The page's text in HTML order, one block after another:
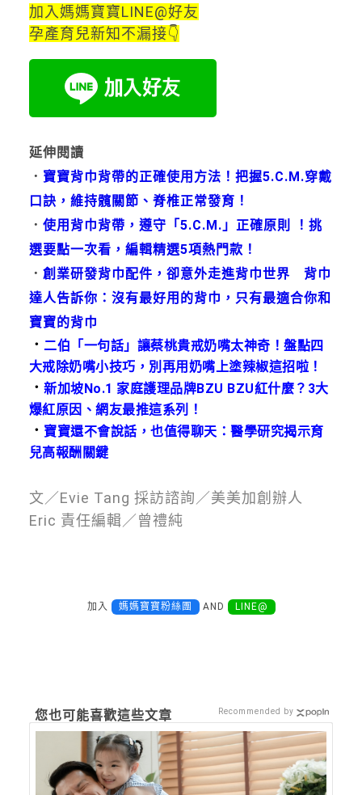
加入媽媽寶寶LINE@好友
孕產育兒新知不漏接👇
延伸閱讀
． 寶寶背巾背帶的正確使用方法！把握5.C.M.穿戴
口訣，維持髖關節、脊椎正常發育！
． 使用背巾背帶，遵守「5.C.M.」正確原則 ！挑
選要點一次看，編輯精選5項熱門款！
． 創業研發背巾配件，卻意外走進背巾世界 背巾
達人告訴你：沒有最好用的背巾，只有最適合你和
寶寶的背巾
． 二伯「一句話」讓蔡桃貴戒奶嘴太神奇！盤點四
大戒除奶嘴小技巧，別再用奶嘴上塗辣椒這招啦！
．新加坡No.1 家庭護理品牌BZU BZU紅什麼？3大
爆紅原因、網友最推這系列！
． 寶寶還不會說話，也值得聊天：醫學研究揭示育
兒高報酬關鍵
文／Evie Tang 採訪諮詢／美美加創辦人
Eric 責任編輯／曾禮純
加入 媽媽寶寶粉絲團 AND LINE@
您也可能喜歡這些文章 Recommended by